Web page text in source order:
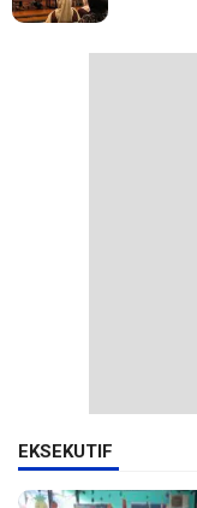
EKSEKUTIF